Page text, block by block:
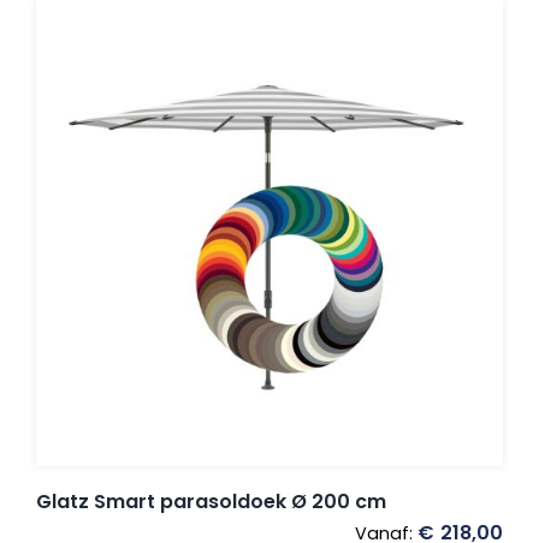
Glatz Smart parasoldoek Ø 200 cm
Vanaf: € 218,00